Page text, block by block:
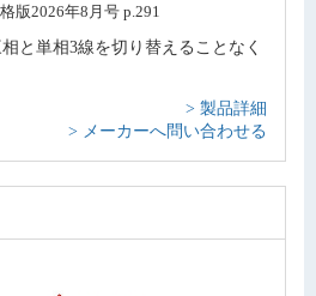
版2026年8月号 p.291
と単相3線を切り替えることなく
> 製品詳細
> メーカーへ問い合わせる